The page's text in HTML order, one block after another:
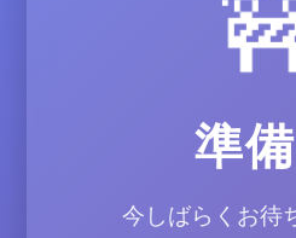
準
今しばらくお待